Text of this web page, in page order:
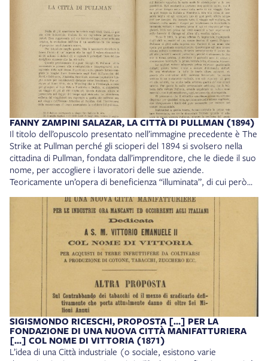
l’azienda con scioperi minacciati e messi in pratica. Questo
documento, integralmente conultabile online, raccoglie le
dichiarazioni rilasciate da Pullman e dal suo vicepresidente Wickes
di fronte alla U.S. Strike Commission proprio in relazione ai
grandi scioperi del 1894, eventi fondamentali nello sviluppo delle
politiche sindacali statunitensi. Per una storia della città e dello
sciopero di Pullman si veda: Almont Lindsey, The Pullman Strike.
The Story of a unique Experiment and of a great Labor
Upheaval, Chicago, London, The University of Chicago press,
1964. George M. Pullman - Thomas H. Wickes, The Strike at
Pullman, [S.l., s.n., dopo il 1894]. Collocazione: 14. Tecnologia.
Cart. L2, n. 30
FANNY ZAMPINI SALAZAR, LA CITTÀ DI PULLMAN (1894)
Il titolo dell’opuscolo presentato nell’immagine precedente è The
Strike at Pullman perché gli scioperi del 1894 si svolsero nella
cittadina di Pullman, fondata dall’imprenditore, che le diede il suo
nome, per accogliere i lavoratori delle sue aziende.
Teoricamente un’opera di beneficienza “illuminata”, di cui però
pagare a Pullman l’affitto da lui stabilito per le case in cui vivono,
a comprare i prodotti nei suoi negozi, a sostenere
economicamente istituzioni come la biblioteca, il teatro cittadino,
ecc. Con l’aggravante che a una diminuzione dei salari non
corrisponde un uguale calo del costo della vita in questa Città
ideale alla quale è intitolato il capitolo 12 del romanzo. L’articolo
qui presentato (consultabile integralmente online) - scritto
dall’insegnante e scrittrice Fanny Zampini Salazar e pubblicato su
«Nuova antologia di Scienze, Lettere ed Arti» in quello stesso
1894, poco dopo che si erano svolti i fatti narrati in One Big
Union - è invece un panegirico senza nessuna ombra dell’operato
di Pullman, presentato come un filantropo tradito, al momento
degli scioperi, da quegli stessi operai ai quali ha offerto invidiabili
SIGISMONDO RICESCHI, PROPOSTA [...] PER LA
FONDAZIONE DI UNA NUOVA CITTÀ MANIFATTURIERA
[...] COL NOME DI VITTORIA (1871)
L’idea di una Città industriale (o sociale, esistono varie